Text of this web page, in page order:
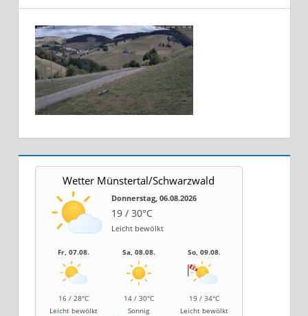
Wetter Münstertal/Schwarzwald
Donnerstag, 06.08.2026
19 / 30°C
Leicht bewölkt
Fr, 07.08.
16 / 28°C
Leicht bewölkt
Sa, 08.08.
14 / 30°C
Sonnig
So, 09.08.
19 / 34°C
Leicht bewölkt